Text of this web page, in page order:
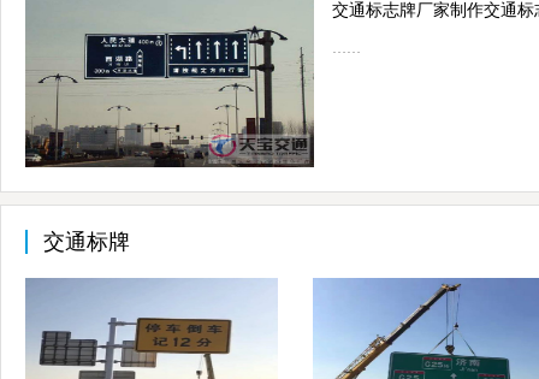
……
交通标牌